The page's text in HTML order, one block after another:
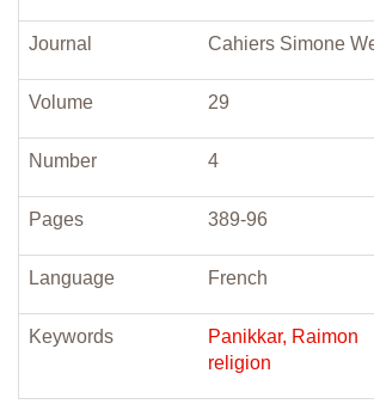
Journal Cahiers Simone
Volume 29
Number 4
Pages 389-96
Language French
Keywords
Panikkar, Raimon
religion